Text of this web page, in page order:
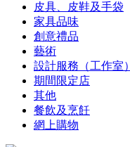
皮具、皮鞋及手袋
家具品味
創意禮品
藝術
設計服務（工作室）
期間限定店
其他
餐飲及烹飪
網上購物